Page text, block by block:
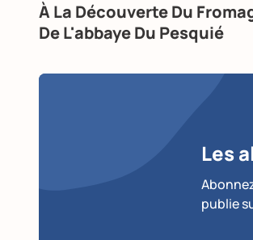
À La Découverte Du
De L'abbaye Du Pesquié
Les
publie